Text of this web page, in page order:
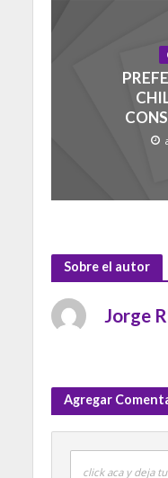
Sobre el autor
Jorge
Agregar
click aca y deja